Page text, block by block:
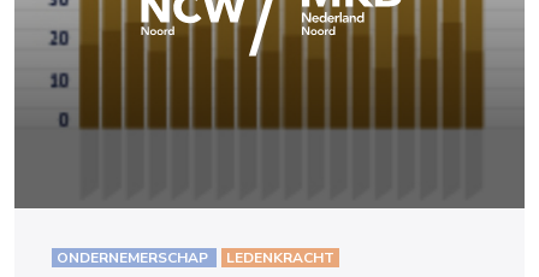
ONDERNEMERSCHAP LEDENKRACHT